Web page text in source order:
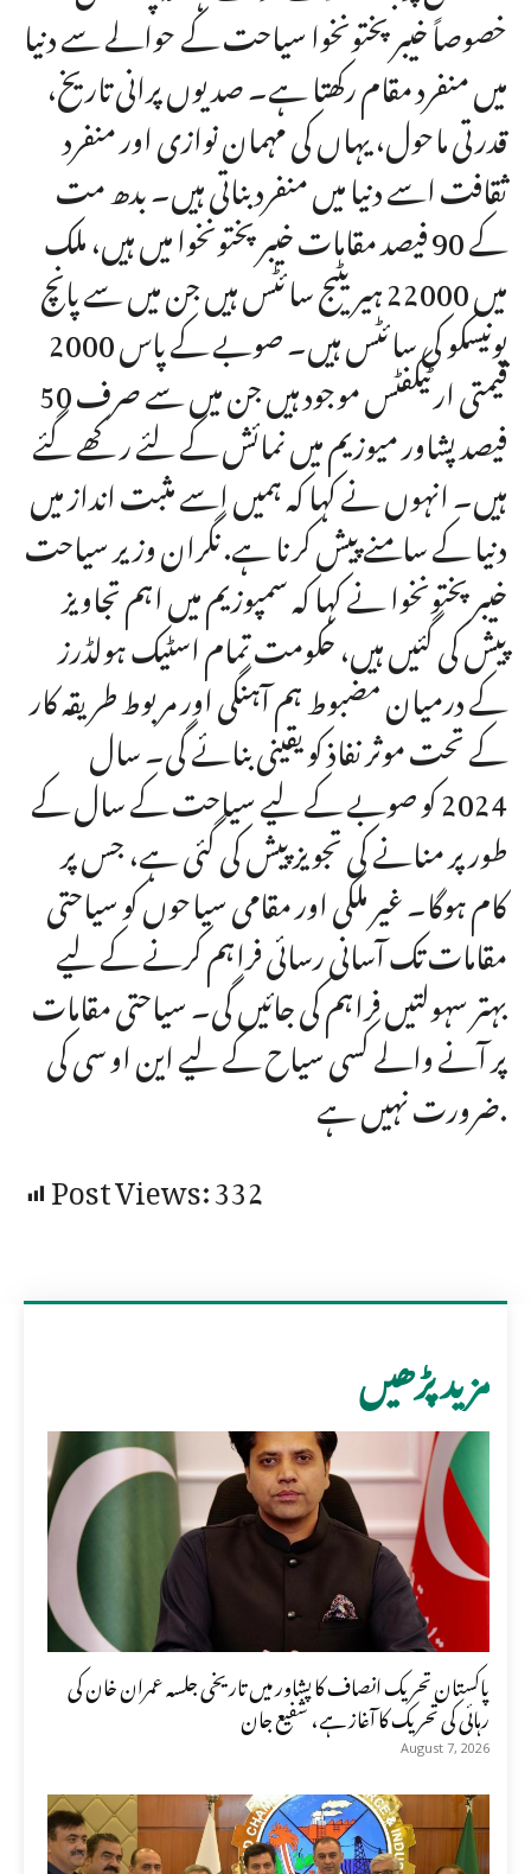
خصوصاً خیبرپختونخوا سیاحت کے حوالے سے دنیا
میں منفرد مقام رکھتا ہے۔ صدیوں پرانی تاریخ،
قدرتی ماحول، یہاں کی مہمان نوازی اور منفرد
ثقافت اسے دنیا میں منفرد بناتی ہیں۔ بدھ مت
کے 90 فیصد مقامات خیبر پختونخوا میں ہیں، ملک
میں 22000 ہیریٹیج سائٹس ہیں جن میں سے پانچ
یونیسکو کی سائٹس ہیں۔ صوبے کے پاس 2000
قیمتی ارٹیکفٹس موجود ہیں جن میں سے صرف 50
فیصد پشاور میوزیم میں نمائش کے لئے رکھے گئے
ہیں۔ انہوں نے کہا کہ ہمیں اسے مثبت انداز میں
دنیا کے سامنے پیش کرنا ہے. نگران وزیر سیاحت
خیبرپختونخوا نے کہا کہ سمپوزیم میں اہم تجاویز
پیش کی گئیں ہیں، حکومت تمام اسٹیک ہولڈرز
کے درمیان مضبوط ہم آہنگی اور مربوط طریقہ کار
کے تحت موثر نفاذ کو یقینی بنائے گی۔ سال
2024 کو صوبے کے لیے سیاحت کے سال کے
طور پر منانے کی تجویز پیش کی گئی ہے، جس پر
کام ہوگا۔ غیر ملکی اور مقامی سیاحوں کو سیاحتی
مقامات تک آسانی رسائی فراہم کرنے کے لیے
بہتر سہولتیں فراہم کی جائیں گی۔ سیاحتی مقامات
پر آنے والے کسی سیاح کے لیے این او سی کی
ضرورت نہیں ہے.
Post Views:332
مزید پڑھیں
پاکستان تحریک انصاف کا پشاور میں تاریخی جلسہ عمران خان کی
رہائی کی تحریک کا آغاز ہے، شفیع جان
August 7, 2026